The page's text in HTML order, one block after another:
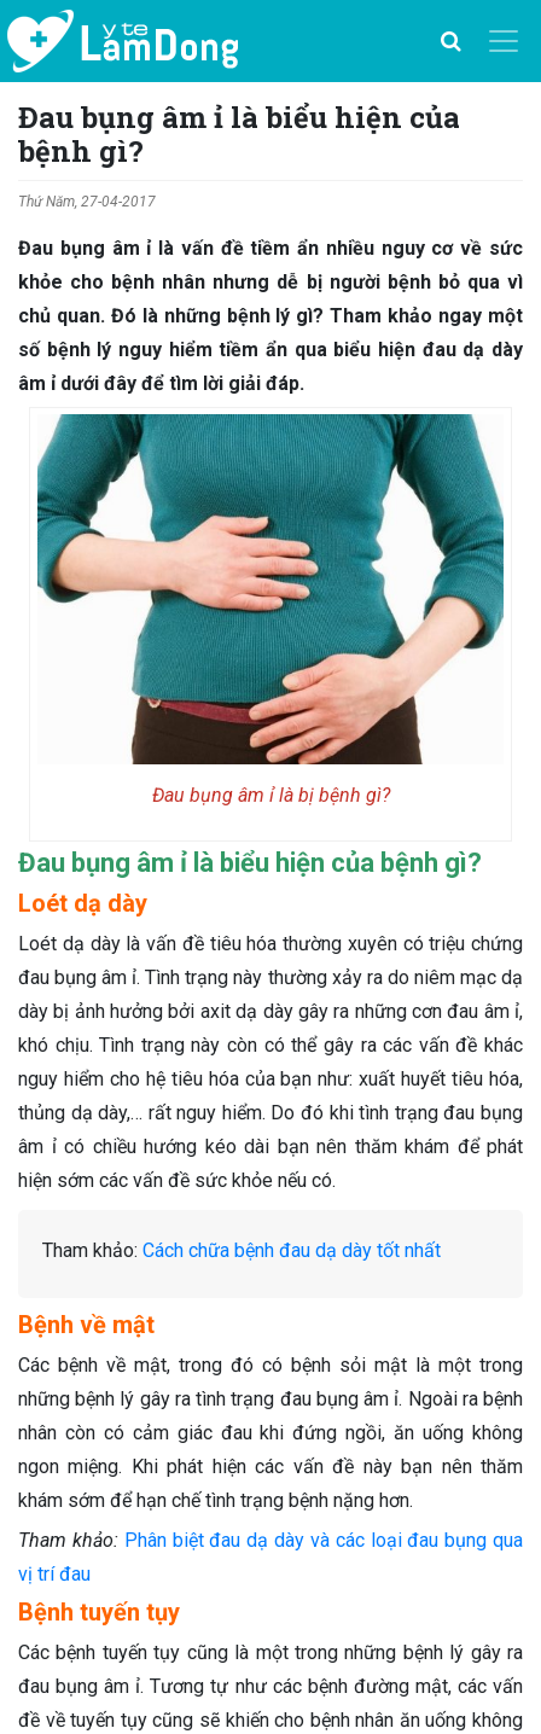
Đau bụng âm ỉ là biểu hiện của
bệnh gì?
Thứ Năm, 27-04-2017
Đau bụng âm ỉ là vấn đề tiềm ẩn nhiều nguy cơ về sức
khỏe cho bệnh nhân nhưng dễ bị người bệnh bỏ qua vì
chủ quan. Đó là những bệnh lý gì? Tham khảo ngay một
số bệnh lý nguy hiểm tiềm ẩn qua biểu hiện đau dạ dày
âm ỉ dưới đây để tìm lời giải đáp.
Đau bụng âm ỉ là bị bệnh gì?
Đau bụng âm ỉ là biểu hiện của bệnh gì?
Loét dạ dày
Loét dạ dày là vấn đề tiêu hóa thường xuyên có triệu chứng
đau bụng âm ỉ. Tình trạng này thường xảy ra do niêm mạc dạ
dày bị ảnh hưởng bởi axit dạ dày gây ra những cơn đau âm ỉ,
khó chịu. Tình trạng này còn có thể gây ra các vấn đề khác
nguy hiểm cho hệ tiêu hóa của bạn như: xuất huyết tiêu hóa,
thủng dạ dày,… rất nguy hiểm. Do đó khi tình trạng đau bụng
âm ỉ có chiều hướng kéo dài bạn nên thăm khám để phát
hiện sớm các vấn đề sức khỏe nếu có.
Tham khảo: Cách chữa bệnh đau dạ dày tốt nhất
Bệnh về mật
Các bệnh về mật, trong đó có bệnh sỏi mật là một trong
những bệnh lý gây ra tình trạng đau bụng âm ỉ. Ngoài ra bệnh
nhân còn có cảm giác đau khi đứng ngồi, ăn uống không
ngon miệng. Khi phát hiện các vấn đề này bạn nên thăm
khám sớm để hạn chế tình trạng bệnh nặng hơn.
Tham khảo: Phân biệt đau dạ dày và các loại đau bụng qua
vị trí đau
Bệnh tuyến tụy
Các bệnh tuyến tụy cũng là một trong những bệnh lý gây ra
đau bụng âm ỉ. Tương tự như các bệnh đường mật, các vấn
đề về tuyến tụy cũng sẽ khiến cho bệnh nhân ăn uống không